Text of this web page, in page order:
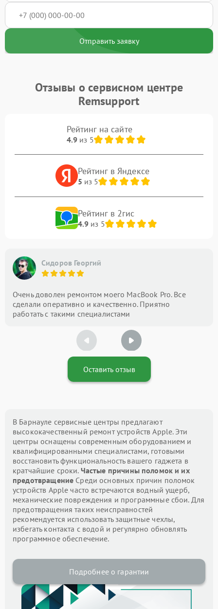
Отправить заявку
Отзывы о сервисном центре
Remsupport
Рейтинг на сайте
4.9из 5
Рейтинг в Яндексе
5 из 5
Рейтинг в 2гис
4.9из 5
Сидоров Георгий
Очень доволен ремонтом моего MacBook Pro. Все
сделали оперативно и качественно. Приятно
работать с такими специалистами
Оставить отзыв
В Барнауле сервисные центры предлагают
высококачественный ремонт устройств Apple. Эти
центры оснащены современным оборудованием и
квалифицированными специалистами, готовыми
восстановить функциональность вашего гаджета в
кратчайшие сроки. Частые причины поломок и их
предотвращение Среди основных причин поломок
устройств Apple часто встречаются водный ущерб,
механические повреждения и программные сбои. Для
предотвращения таких неисправностей
рекомендуется использовать защитные чехлы,
избегать контакта с водой и регулярно обновлять
программное обеспечение.
Подробнее о гарантии